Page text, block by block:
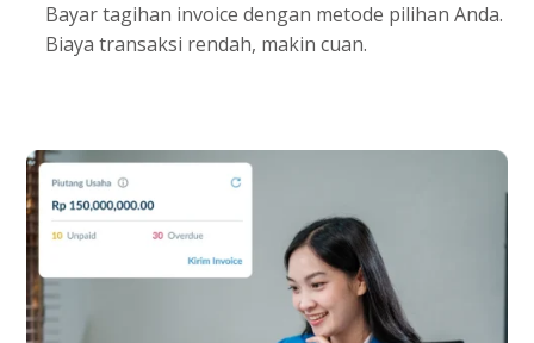
Bayar tagihan invoice dengan metode pilihan Anda.
Biaya transaksi rendah, makin cuan.